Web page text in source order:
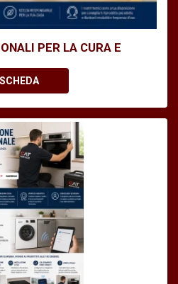
PER LA CURA E
SCHEDA